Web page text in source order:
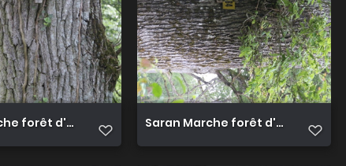
forêt d'Orléans 6 Saran Marche forêt d'Orléans 7